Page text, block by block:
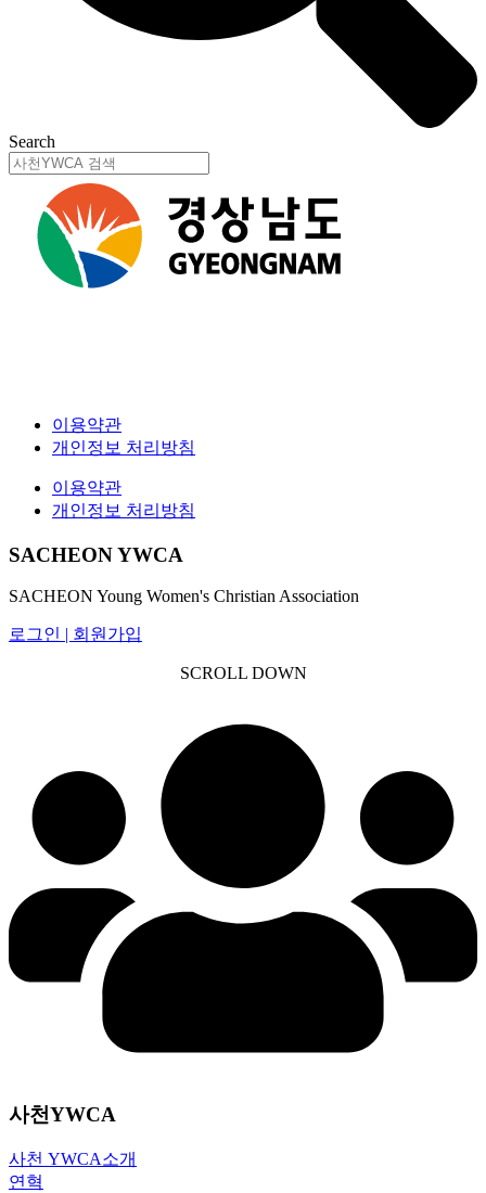
Search
이용약관
개인정보 처리방침
이용약관
개인정보 처리방침
SACHEON YWCA
SACHEON Young Women's Christian Association
로그인 | 회원가입
SCROLL DOWN
사천YWCA
사천 YWCA소개
연혁